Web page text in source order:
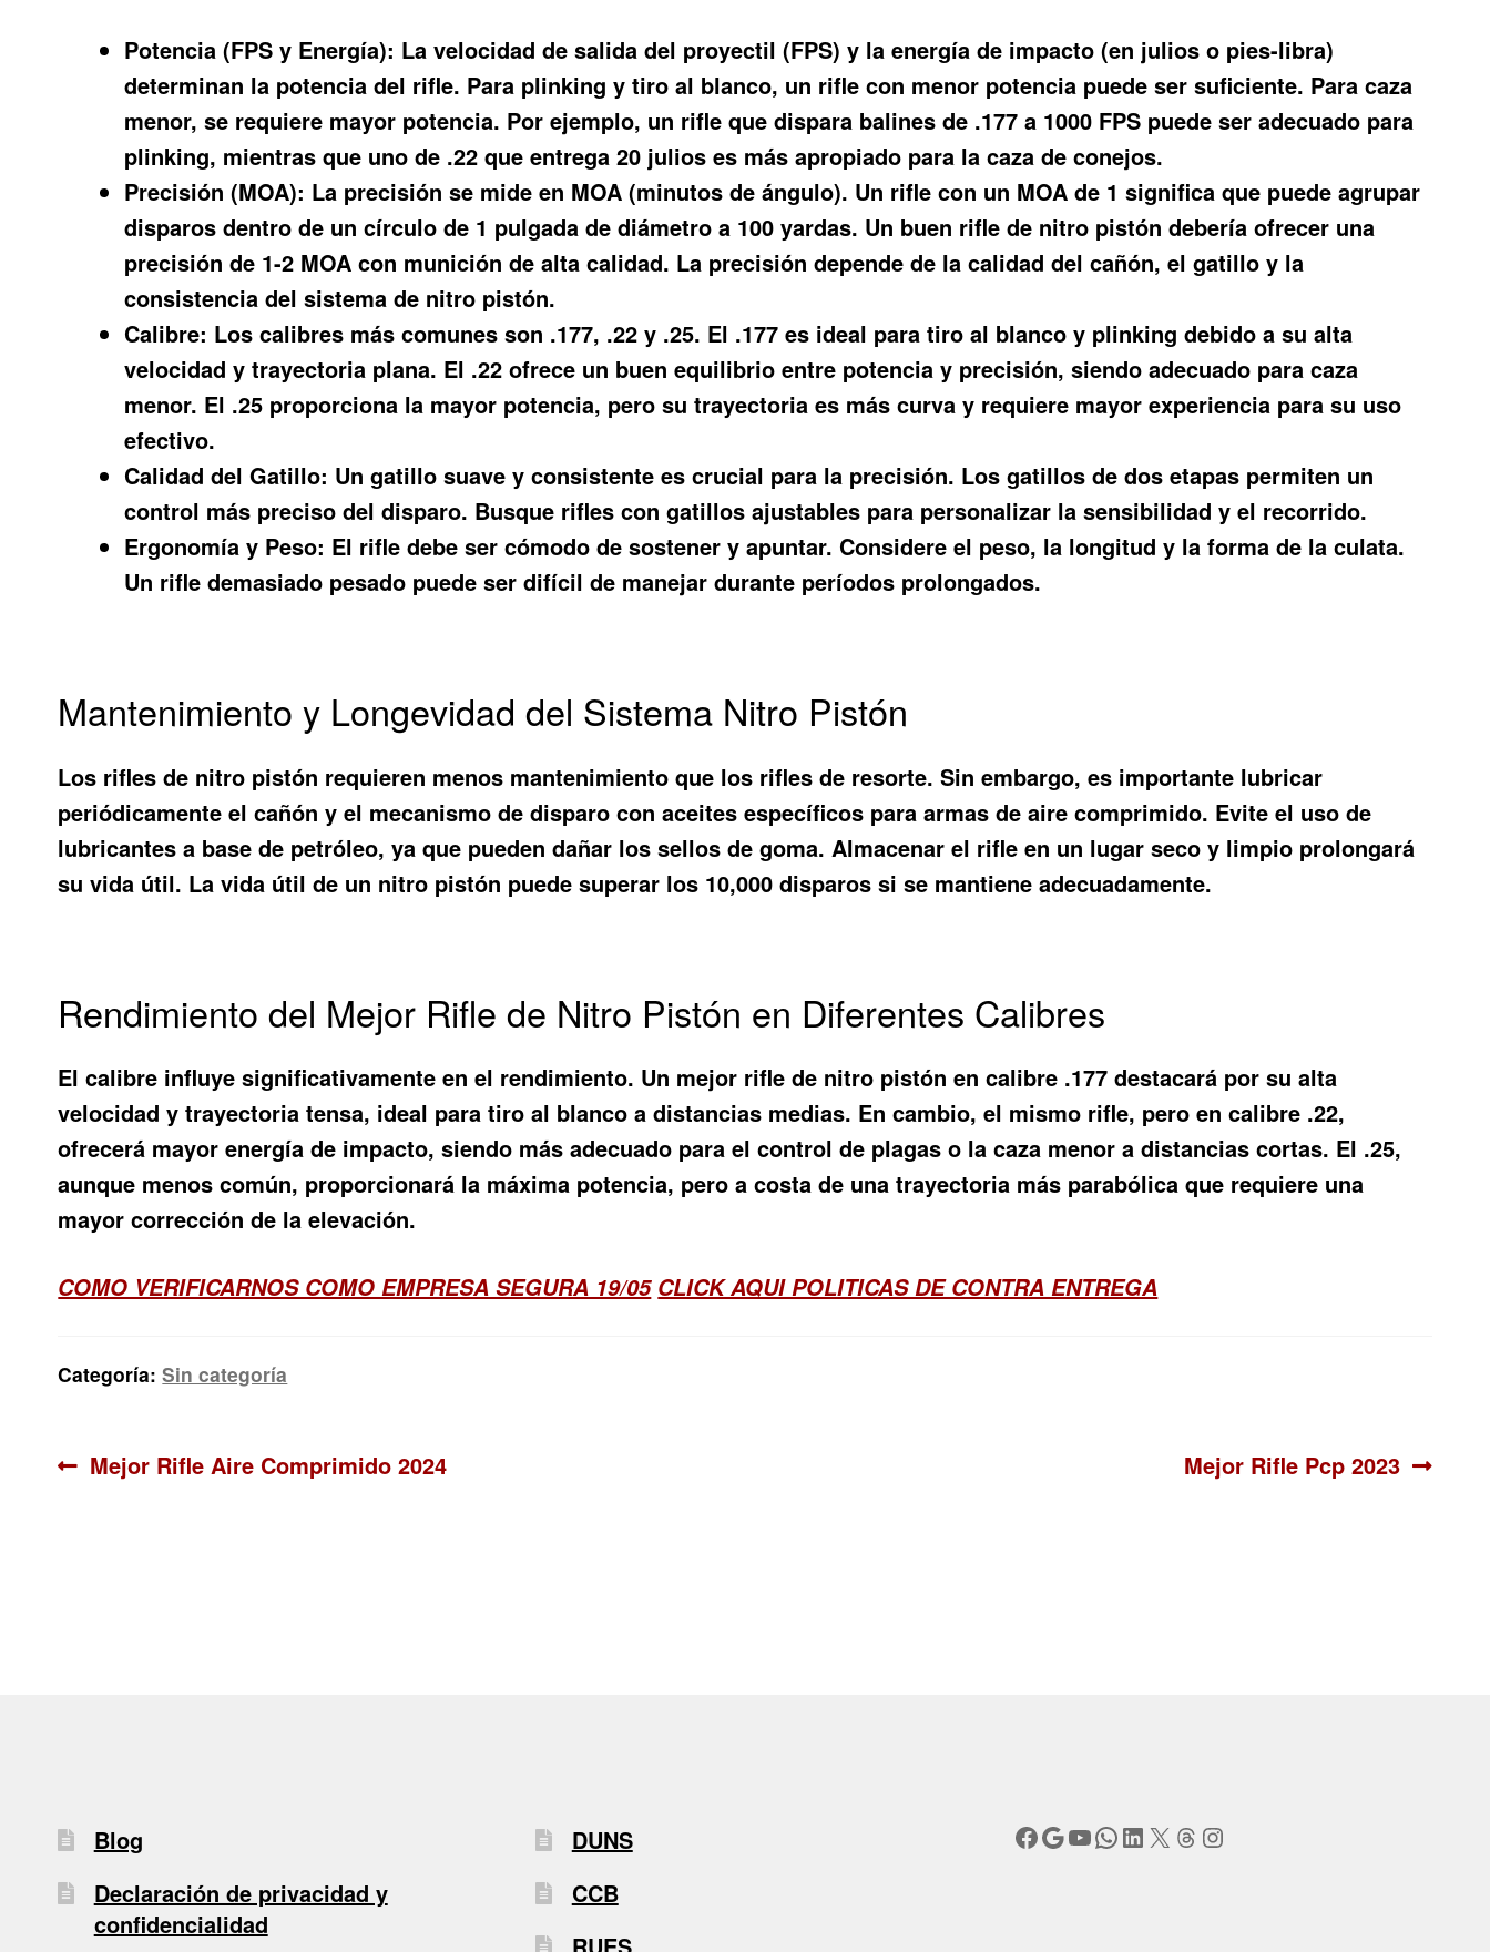
Potencia (FPS y Energía): La velocidad de salida del proyectil (FPS) y la energía de impacto (en julios o pies-libra)
determinan la potencia del rifle. Para plinking y tiro al blanco, un rifle con menor potencia puede ser suficiente. Para caza
menor, se requiere mayor potencia. Por ejemplo, un rifle que dispara balines de .177 a 1000 FPS puede ser adecuado para
plinking, mientras que uno de .22 que entrega 20 julios es más apropiado para la caza de conejos.
Precisión (MOA): La precisión se mide en MOA (minutos de ángulo). Un rifle con un MOA de 1 significa que puede agrupar
disparos dentro de un círculo de 1 pulgada de diámetro a 100 yardas. Un buen rifle de nitro pistón debería ofrecer una
precisión de 1-2 MOA con munición de alta calidad. La precisión depende de la calidad del cañón, el gatillo y la
consistencia del sistema de nitro pistón.
Calibre: Los calibres más comunes son .177, .22 y .25. El .177 es ideal para tiro al blanco y plinking debido a su alta
velocidad y trayectoria plana. El .22 ofrece un buen equilibrio entre potencia y precisión, siendo adecuado para caza
menor. El .25 proporciona la mayor potencia, pero su trayectoria es más curva y requiere mayor experiencia para su uso
efectivo.
Calidad del Gatillo: Un gatillo suave y consistente es crucial para la precisión. Los gatillos de dos etapas permiten un
control más preciso del disparo. Busque rifles con gatillos ajustables para personalizar la sensibilidad y el recorrido.
Ergonomía y Peso: El rifle debe ser cómodo de sostener y apuntar. Considere el peso, la longitud y la forma de la culata.
Un rifle demasiado pesado puede ser difícil de manejar durante períodos prolongados.
Mantenimiento y Longevidad del Sistema Nitro Pistón
Los rifles de nitro pistón requieren menos mantenimiento que los rifles de resorte. Sin embargo, es importante lubricar
periódicamente el cañón y el mecanismo de disparo con aceites específicos para armas de aire comprimido. Evite el uso de
lubricantes a base de petróleo, ya que pueden dañar los sellos de goma. Almacenar el rifle en un lugar seco y limpio prolongará
su vida útil. La vida útil de un nitro pistón puede superar los 10,000 disparos si se mantiene adecuadamente.
Rendimiento del Mejor Rifle de Nitro Pistón en Diferentes Calibres
El calibre influye significativamente en el rendimiento. Un mejor rifle de nitro pistón en calibre .177 destacará por su alta
velocidad y trayectoria tensa, ideal para tiro al blanco a distancias medias. En cambio, el mismo rifle, pero en calibre .22,
ofrecerá mayor energía de impacto, siendo más adecuado para el control de plagas o la caza menor a distancias cortas. El .25,
aunque menos común, proporcionará la máxima potencia, pero a costa de una trayectoria más parabólica que requiere una
mayor corrección de la elevación.
COMO VERIFICARNOS COMO EMPRESA SEGURA 19/05 CLICK AQUI POLITICAS DE CONTRA ENTREGA
Categoría:Sin categoría
Navegación
Anterior:
Mejor Rifle Aire Comprimido 2024 Siguiente:
Mejor Rifle Pcp 2023
Blog
Declaración de privacidad y
confidencialidad
DUNS
CCB
Facebook
Google
YouTube
WhatsApp
LinkedIn
X Threads
Instagram